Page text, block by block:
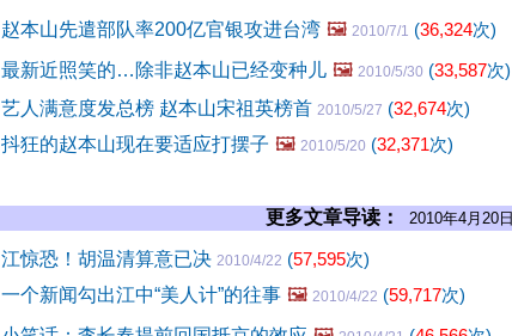
赵本山先遣部队率200亿官银攻进台湾 🖼️ 2010/7/1 (36,324次)
最新近照笑的…除非赵本山已经变种儿 🖼️ 2010/5/30 (33,587次)
艺人满意度发总榜 赵本山宋祖英榜首 2010/5/27 (32,674次)
抖狂的赵本山现在要适应打摆子 🖼️ 2010/5/20 (32,371次)
更多文章导读： 2010年4月20日
江惊恐！胡温清算意已决 2010/4/22 (57,595次)
一个新闻勾出江中“美人计”的往事 🖼️ 2010/4/22 (59,717次)